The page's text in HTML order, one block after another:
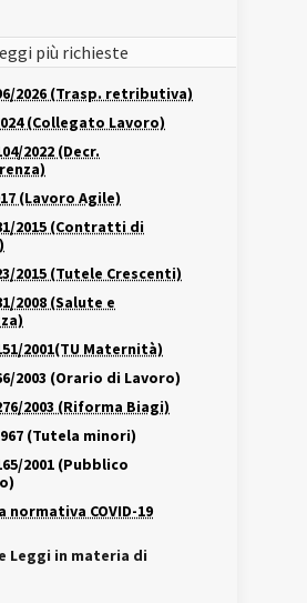
più richieste
2026 (Trasp. retributiva)
(Collegato Lavoro)
2022 (Decr.
(Lavoro Agile)
2015 (Contratti di
2015 (Tutele Crescenti)
2008 (Salute e
2001(TU Maternità)
2003 (Orario di Lavoro)
2003 (Riforma Biagi)
(Tutela minori)
2001 (Pubblico
normativa COVID-19
Leggi in materia di